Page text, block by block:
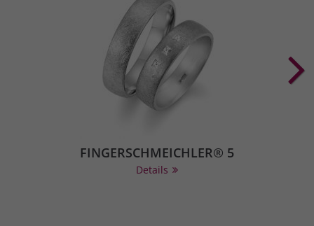
FINGERSCHMEICHLER® 5
Details